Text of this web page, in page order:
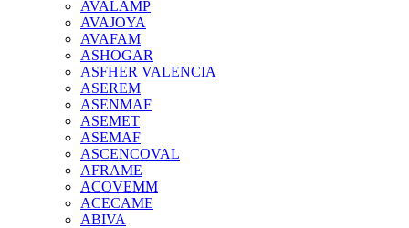
AVALAMP
AVAJOYA
AVAFAM
ASHOGAR
ASFHER VALENCIA
ASEREM
ASENMAF
ASEMET
ASEMAF
ASCENCOVAL
AFRAME
ACOVEMM
ACECAME
ABIVA